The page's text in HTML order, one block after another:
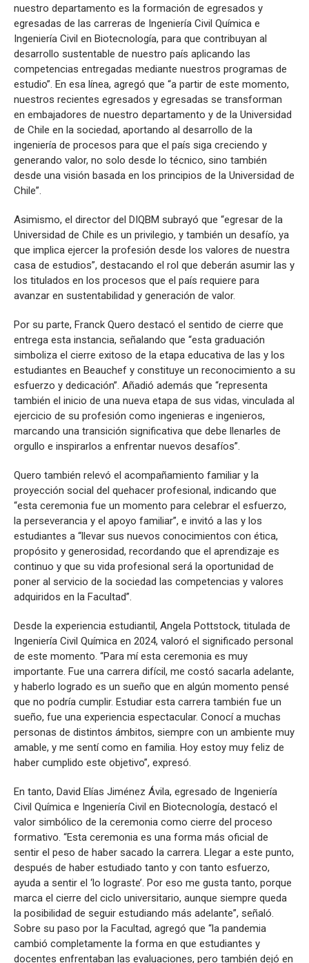
nuestro departamento es la formación de egresados y
egresadas de las carreras de Ingeniería Civil Química e
Ingeniería Civil en Biotecnología, para que contribuyan al
desarrollo sustentable de nuestro país aplicando las
competencias entregadas mediante nuestros programas de
estudio”. En esa línea, agregó que “a partir de este momento,
nuestros recientes egresados y egresadas se transforman
en embajadores de nuestro departamento y de la Universidad
de Chile en la sociedad, aportando al desarrollo de la
ingeniería de procesos para que el país siga creciendo y
generando valor, no solo desde lo técnico, sino también
desde una visión basada en los principios de la Universidad de
Chile”.
Asimismo, el director del DIQBM subrayó que “egresar de la
Universidad de Chile es un privilegio, y también un desafío, ya
que implica ejercer la profesión desde los valores de nuestra
casa de estudios”, destacando el rol que deberán asumir las y
los titulados en los procesos que el país requiere para
avanzar en sustentabilidad y generación de valor.
Por su parte, Franck Quero destacó el sentido de cierre que
entrega esta instancia, señalando que “esta graduación
simboliza el cierre exitoso de la etapa educativa de las y los
estudiantes en Beauchef y constituye un reconocimiento a su
esfuerzo y dedicación”. Añadió además que “representa
también el inicio de una nueva etapa de sus vidas, vinculada al
ejercicio de su profesión como ingenieras e ingenieros,
marcando una transición significativa que debe llenarles de
orgullo e inspirarlos a enfrentar nuevos desafíos”.
Quero también relevó el acompañamiento familiar y la
proyección social del quehacer profesional, indicando que
“esta ceremonia fue un momento para celebrar el esfuerzo,
la perseverancia y el apoyo familiar”, e invitó a las y los
estudiantes a “llevar sus nuevos conocimientos con ética,
propósito y generosidad, recordando que el aprendizaje es
continuo y que su vida profesional será la oportunidad de
poner al servicio de la sociedad las competencias y valores
adquiridos en la Facultad”.
Desde la experiencia estudiantil, Angela Pottstock, titulada de
Ingeniería Civil Química en 2024, valoró el significado personal
de este momento. “Para mí esta ceremonia es muy
importante. Fue una carrera difícil, me costó sacarla adelante,
y haberlo logrado es un sueño que en algún momento pensé
que no podría cumplir. Estudiar esta carrera también fue un
sueño, fue una experiencia espectacular. Conocí a muchas
personas de distintos ámbitos, siempre con un ambiente muy
amable, y me sentí como en familia. Hoy estoy muy feliz de
haber cumplido este objetivo”, expresó.
En tanto, David Elías Jiménez Ávila, egresado de Ingeniería
Civil Química e Ingeniería Civil en Biotecnología, destacó el
valor simbólico de la ceremonia como cierre del proceso
formativo. “Esta ceremonia es una forma más oficial de
sentir el peso de haber sacado la carrera. Llegar a este punto,
después de haber estudiado tanto y con tanto esfuerzo,
ayuda a sentir el ‘lo lograste’. Por eso me gusta tanto, porque
marca el cierre del ciclo universitario, aunque siempre queda
la posibilidad de seguir estudiando más adelante”, señaló.
Sobre su paso por la Facultad, agregó que “la pandemia
cambió completamente la forma en que estudiantes y
docentes enfrentaban las evaluaciones, pero también dejó en